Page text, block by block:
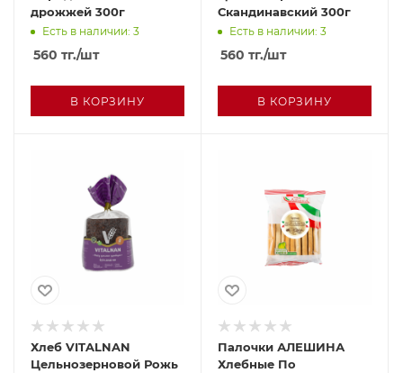
дрожжей 300г
Есть в наличии: 3
560 тг./шт
В КОРЗИНУ
Скандинавский 300г
Есть в наличии: 3
560 тг./шт
В КОРЗИНУ
Хлеб VITALNAN
Цельнозерновой Рожь
Палочки АЛЕШИНА
Хлебные По